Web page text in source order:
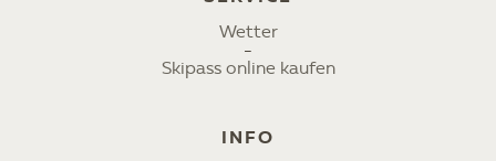
Wetter
Skipass online kaufen
INFO